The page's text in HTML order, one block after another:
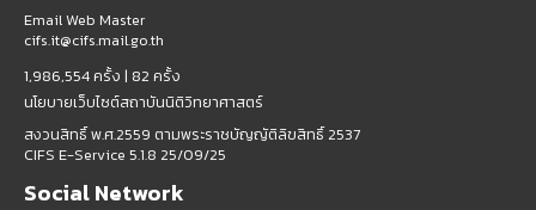
Email Web Master
cifs.it@cifs.mail.go.th
1,986,554 ครั้ง | 82 ครั้ง
นโยบายเว็บไซต์สถาบันนิติวิทยาศาสตร์
สงวนสิทธิ์ พ.ศ.2559 ตามพระราชบัญญัติลิขสิทธิ์ 2537
CIFS E-Service 5.1.8 25/09/25
Social Network